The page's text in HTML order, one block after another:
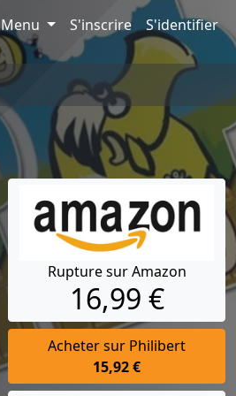
Menu
S'inscrire S'identifier
Rupture sur Amazon
16,99 €
Acheter sur Philibert
15,92 €